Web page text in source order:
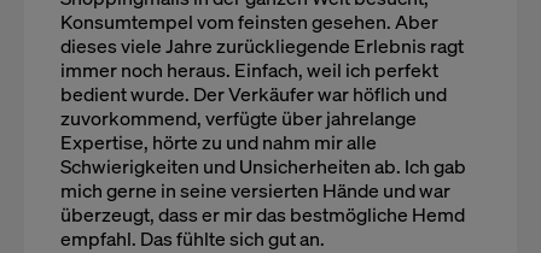
Konsumtempel vom feinsten gesehen. Aber
dieses viele Jahre zurückliegende Erlebnis ragt
immer noch heraus. Einfach, weil ich perfekt
bedient wurde. Der Verkäufer war höflich und
zuvorkommend, verfügte über jahrelange
Expertise, hörte zu und nahm mir alle
Schwierigkeiten und Unsicherheiten ab. Ich gab
mich gerne in seine versierten Hände und war
überzeugt, dass er mir das bestmögliche Hemd
empfahl. Das fühlte sich gut an.